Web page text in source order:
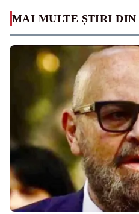
MAI MULTE ȘTIRI DIN